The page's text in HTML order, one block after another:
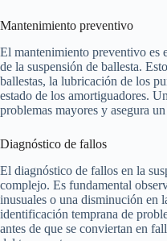
Mantenimiento preventivo
El mantenimiento preventivo es
de la suspensión de ballesta.
ballestas, la lubricación de los
estado de los amortiguadores.
problemas mayores y asegura
Diagnóstico de fallos
El diagnóstico de fallos en la
complejo. Es fundamental
inusuales o una disminución en
identificación temprana de
antes de que se conviertan en